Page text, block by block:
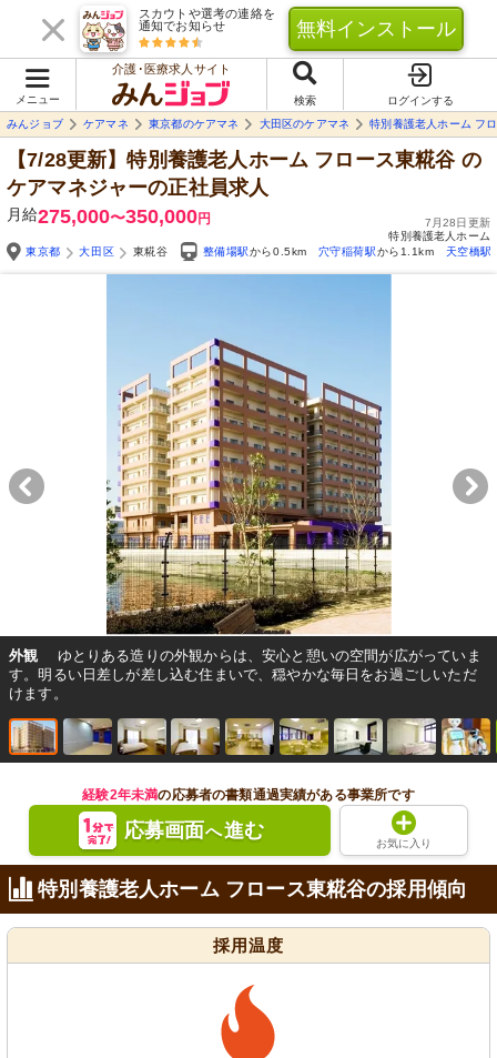
スカウトや選考の連絡を
通知でお知らせ
無料インストール
メニュー
介護･医療求人サイト
検索
ログインする
みんジョブ
ケアマネ 東京都のケアマネ 大田区のケアマネ 特別養護老人ホーム フ
【7/28更新】特別養護老人ホーム フロース東糀谷の
ケアマネジャーの正社員求人
月給275,000〜350,000円
7月28日更新
特別養護老人ホーム
東京都
大田区 東糀谷 整備場駅から0.5km 穴守稲荷駅から1.1km 天空橋駅
外観
ゆとりある造りの外観からは、安心と憩いの空間が広がっていま
す。明るい日差しが差し込む住まいで、穏やかな毎日をお過ごしいただ
けます。
経験2年未満の応募者の書類通過実績がある事業所です
応募画面へ進む
お気に入り
特別養護老人ホーム フロース東糀谷の採用傾向
採用温度